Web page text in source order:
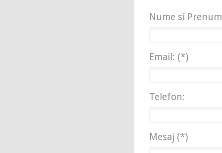
Nume si
Email: (*)
Telefon:
Mesaj (*)